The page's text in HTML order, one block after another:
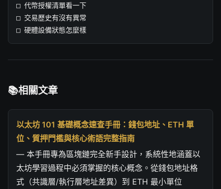
□ 代幣授權清單看一下
□ 交易歷史有沒有異常
□ 硬體設備狀態怎麼樣
相關文章
以太坊 101 基礎概念速查手冊：錢包地址、ETH 單
位、質押門檻與核心術語完整指南
— 本手冊專為區塊鏈完全新手設計，系統性地涵蓋以
太坊學習過程中必須掌握的核心概念。從錢包地址格
式（共識層/執行層地址差異）到 ETH 最小單位